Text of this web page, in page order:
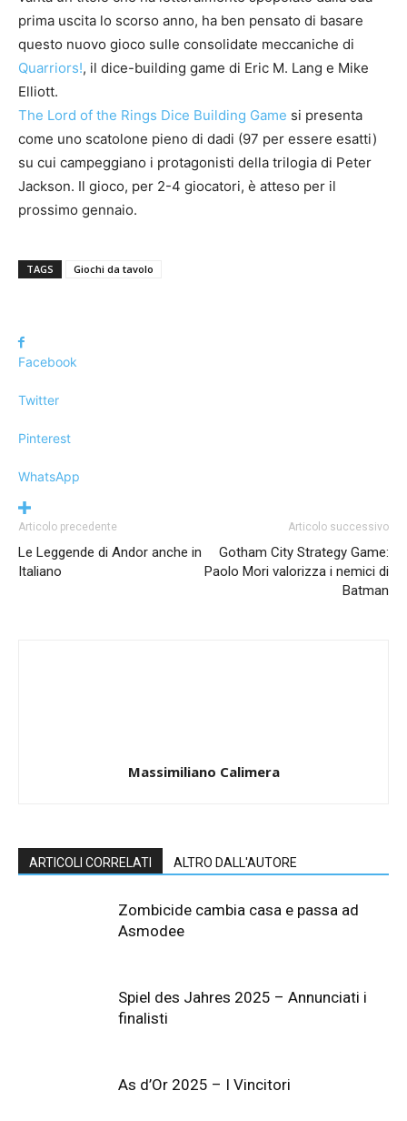
prima uscita lo scorso anno, ha ben pensato di basare
questo nuovo gioco sulle consolidate meccaniche di
Quarriors!, il dice-building game di Eric M. Lang e Mike
Elliott.
The Lord of the Rings Dice Building Game si presenta
come uno scatolone pieno di dadi (97 per essere esatti)
su cui campeggiano i protagonisti della trilogia di Peter
Jackson. Il gioco, per 2-4 giocatori, è atteso per il
prossimo gennaio.
TAGS Giochi da tavolo
Facebook
Twitter
Pinterest
WhatsApp
Articolo precedente
Le Leggende di Andor anche in
Italiano
Articolo successivo
Gotham City Strategy Game:
Paolo Mori valorizza i nemici di
Batman
Massimiliano Calimera
ARTICOLI CORRELATI ALTRO DALL'AUTORE
Zombicide cambia casa e passa ad
Asmodee
Spiel des Jahres 2025 – Annunciati i
finalisti
As d’Or 2025 – I Vincitori